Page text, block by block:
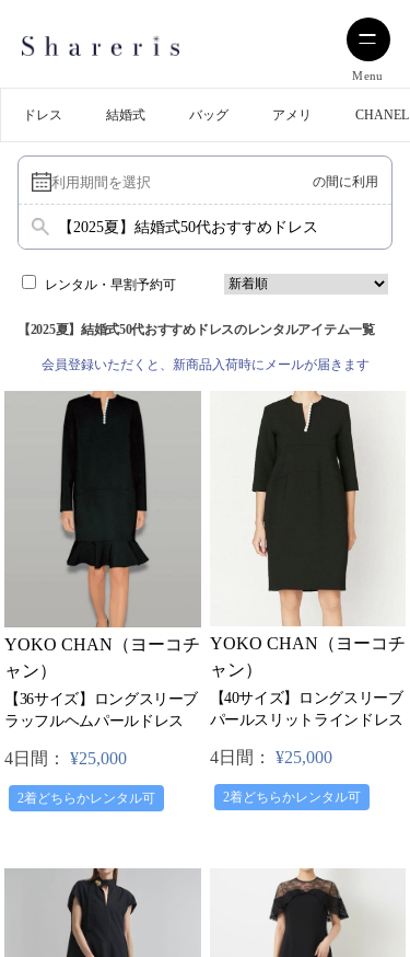
Menu
ドレス 結婚式 バッグ アメリ CHANEL
の間に利用
【2025夏】結婚式50代おすすめドレス
レンタル・早割予約可
【2025夏】結婚式50代おすすめドレスのレンタルアイテム一覧
会員登録いただくと、新商品入荷時にメールが届きます
YOKO CHAN（ヨーコチ
ャン）
【36サイズ】ロングスリーブ
ラッフルヘムパールドレス
4日間： ¥25,000
2着どちらかレンタル可
YOKO CHAN（ヨーコチ
ャン）
【40サイズ】ロングスリーブ
パールスリットラインドレス
4日間： ¥25,000
2着どちらかレンタル可